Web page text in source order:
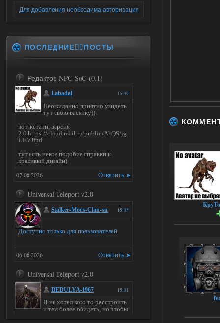
Для добавления необходима авторизация
ПОСЛЕДНИЕ✍🏻ПОСТЫ
Редактор NPC SoC (0.1)
15:39
Labadal
Неожиданно приятно увидеть
тут свою васянку))
вот, кстати, версия
2.0 https://cloud.mail.ru/public/AkQS/jg
UEVJfpd
тут есть некое подобие справки и
красивый дизайн)
Ответить ➤
07.08.2026
Universal Teleport v2.0
15:03
Stalker-Mods-Clan-su
Доступно только для пользователей
Ответить ➤
06.08.2026
Universal Teleport v2.0
15:01
DEDULYA-1967
Я не хотел кого то расстроить
и тем более обидеть, но чтобы